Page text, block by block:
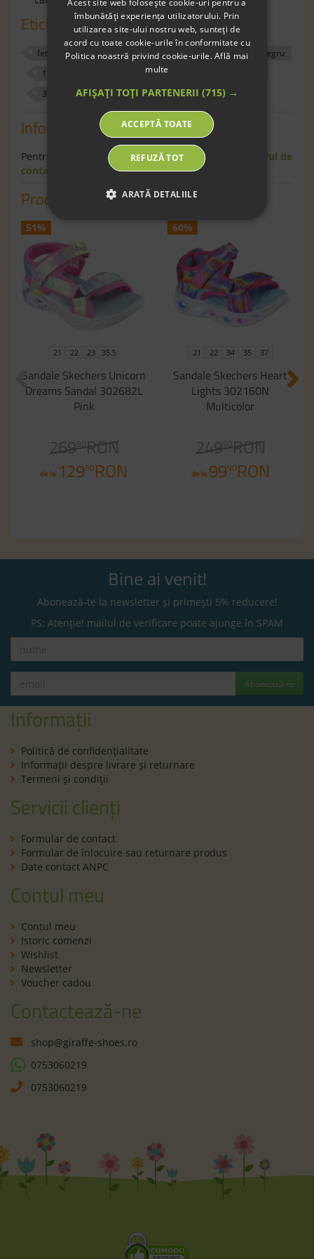
Etichete
fete sandale exterior skechers
negru
120174
21
36
37 32 31
Informaţii
Pentru informaţii suplimentare scrie-ne pe
formularul de
contact
Produse similare
51%
21 22 23 35.5
Sandale Skechers Unicorn
Dreams Sandal 302682L
Pink
269 90RON
de la 12990RON
60%
21 22 34 35 37
Sandale Skechers Heart
Lights 302160N
Multicolor
249 90RON
de la 9990RON
Bine ai venit!
Abonează-te la newsletter și primești 5% reducere!
PS: Atenție! mailul de verificare poate ajunge în SPAM
Abonează-te
Informații
Politică de confidenţialitate
Informaţii despre livrare și returnare
Termeni şi condiţii
Servicii clienți
Formular de contact
Formular de înlocuire sau returnare produs
Date contact ANPC
Contul meu
Contul meu
Istoric comenzi
Wishlist
Newsletter
Voucher cadou
Contactează-ne
shop@giraffe-shoes.ro
0753060219
0753060219
Acest site web folosește cookie-uri pentru a
îmbunătăți experiența utilizatorului. Prin
utilizarea site-ului nostru web, sunteți de
acord cu toate cookie-urile în conformitate cu
Politica noastră privind cookie-urile.Află mai
multe
AFIȘAȚI TOȚI PARTENERII (715) →
ACCEPTĂ TOATE
REFUZĂ TOT
ARATĂ DETALIILE